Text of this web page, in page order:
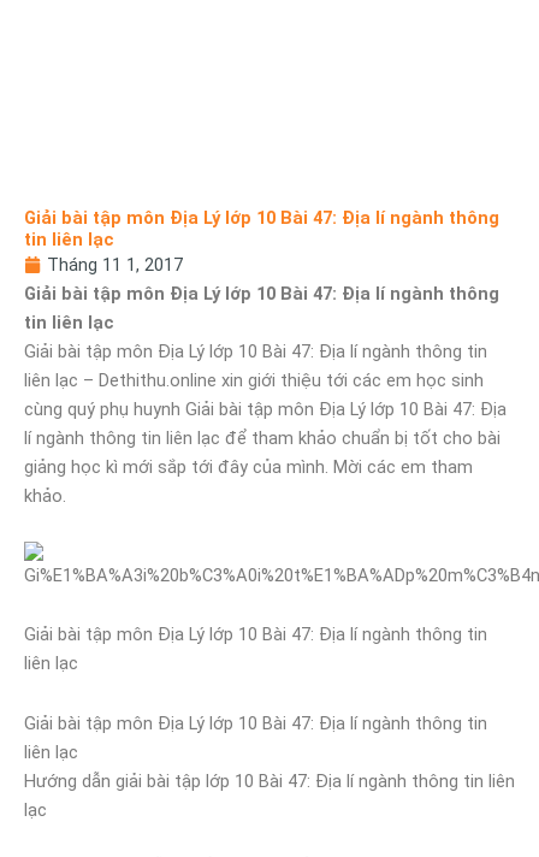
Giải bài tập môn Địa Lý lớp 10 Bài 47: Địa lí ngành thông
tin liên lạc
Tháng 11 1, 2017
Giải bài tập môn Địa Lý lớp 10 Bài 47: Địa lí ngành thông
tin liên lạc
Giải bài tập môn Địa Lý lớp 10 Bài 47: Địa lí ngành thông tin
liên lạc – Dethithu.online xin giới thiệu tới các em học sinh
cùng quý phụ huynh Giải bài tập môn Địa Lý lớp 10 Bài 47: Địa
lí ngành thông tin liên lạc để tham khảo chuẩn bị tốt cho bài
giảng học kì mới sắp tới đây của mình. Mời các em tham
khảo.
Giải bài tập môn Địa Lý lớp 10 Bài 47: Địa lí ngành thông tin
liên lạc
Giải bài tập môn Địa Lý lớp 10 Bài 47: Địa lí ngành thông tin
liên lạc
Hướng dẫn giải bài tập lớp 10 Bài 47: Địa lí ngành thông tin liên
lạc